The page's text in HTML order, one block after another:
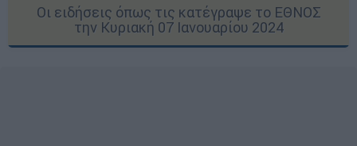
Οι ειδήσεις όπως τις κατέγραψε το ΕΘΝΟΣ
την Κυριακή 07 Ιανουαρίου 2024